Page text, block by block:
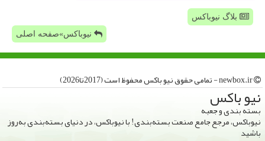
بلاگ نیوباکس
نیوباکس»صفحه اصلی
نیو باكس
بسته بندی و جعبه
نیوباکس، مرجع جامع صنعت بسته‌بندی! با نیوباکس، در دنیای بسته‌بندی به‌روز
باشید